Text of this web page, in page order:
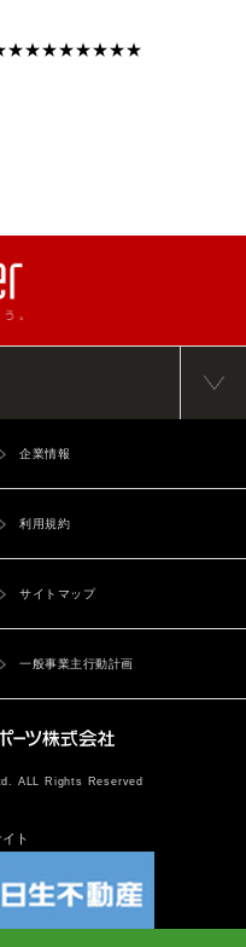
ALL Rights Reserved
企業情報
利用規約
サイトマップ
一般事業主行動計画
ト